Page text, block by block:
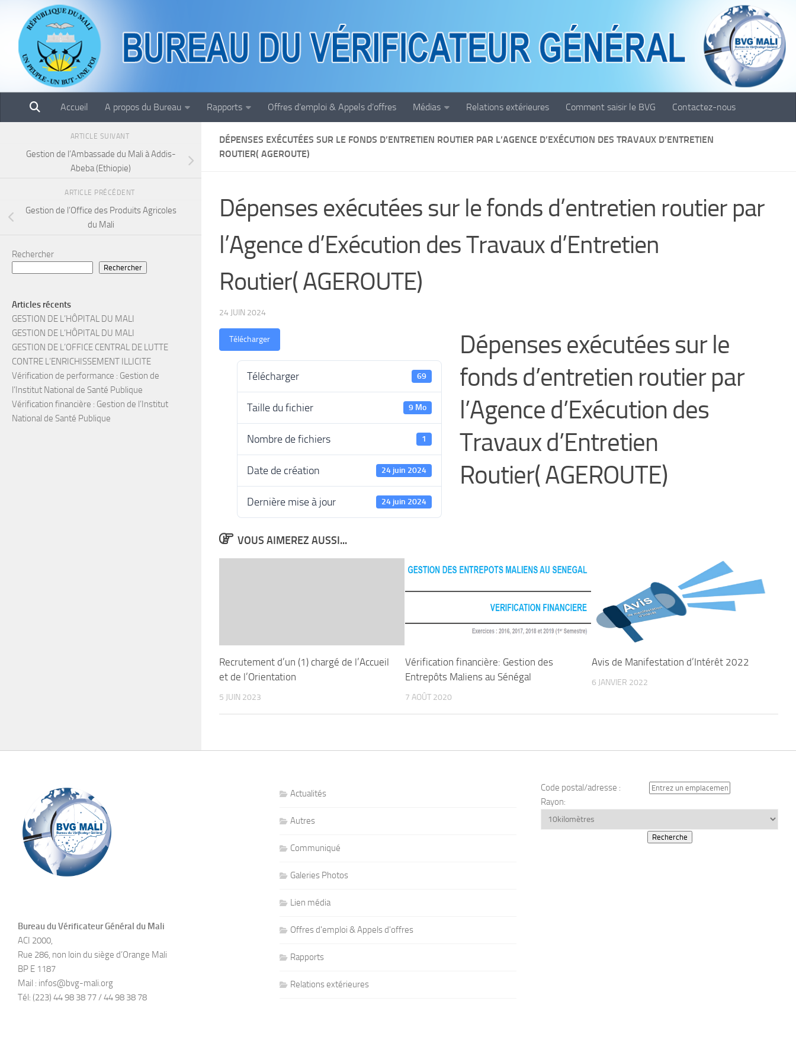
Skip to content
Accueil A propos du Bureau Rapports Offres d’emploi & Appels d’offres Médias Relations extérieures Comment saisir le BVG Contactez-nous
DÉPENSES EXÉCUTÉES SUR LE FONDS D’ENTRETIEN ROUTIER PAR L’AGENCE D’EXÉCUTION DES TRAVAUX D’ENTRETIEN
ROUTIER( AGEROUTE)
Dépenses exécutées sur le fonds d’entretien routier par
l’Agence d’Exécution des Travaux d’Entretien
Routier( AGEROUTE)
24 JUIN 2024
Télécharger
Télécharger 69
Taille du fichier 9 Mo
Nombre de fichiers 1
Date de création 24 juin 2024
Dernière mise à jour 24 juin 2024
Dépenses exécutées sur le
fonds d’entretien routier par
l’Agence d’Exécution des
Travaux d’Entretien
Routier( AGEROUTE)
VOUS AIMEREZ AUSSI...
Recrutement d’un (1) chargé de l’Accueil
et de l’Orientation
5 JUIN 2023
Vérification financière: Gestion des
Entrepôts Maliens au Sénégal
7 AOÛT 2020
Avis de Manifestation d’Intérêt 2022
6 JANVIER 2022
ARTICLE SUIVANT
Gestion de l’Ambassade du Mali à Addis-
Abeba (Ethiopie)
ARTICLE PRÉCÉDENT
Gestion de l’Office des Produits Agricoles
du Mali
Rechercher
Rechercher
Articles récents
GESTION DE L’HÔPITAL DU MALI
GESTION DE L’HÔPITAL DU MALI
GESTION DE L’OFFICE CENTRAL DE LUTTE
CONTRE L’ENRICHISSEMENT ILLICITE
Vérification de performance : Gestion de
l’Institut National de Santé Publique
Vérification financière : Gestion de l’Institut
National de Santé Publique
Bureau du Vérificateur Général du Mali
ACI 2000,
Rue 286, non loin du siège d’Orange Mali
BP E 1187
Mail : infos@bvg-mali.org
Tél: (223) 44 98 38 77 / 44 98 38 78
Actualités
Autres
Communiqué
Galeries Photos
Lien média
Offres d'emploi & Appels d'offres
Rapports
Relations extérieures
Code postal/adresse :
Rayon: